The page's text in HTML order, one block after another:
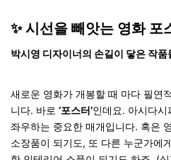
✨ 시선을 빼앗는 영화 포
박시영 디자이너의 손길이 닿은 작품
새로운 영화가 개봉할 때 마다 필연
니다. 바로 ‘포스터’인데요. 아시다
좌우하는 중요한 매개입니다. 혹은
소장품이 되기도, 또 다른 누군가에